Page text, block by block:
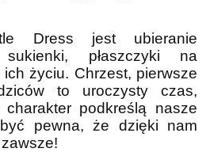
Dress jest ubieranie
płaszczyki na
życiu. Chrzest, pierwsze
to uroczysty czas,
charakter podkreślą nasze
pewna, że dzięki nam